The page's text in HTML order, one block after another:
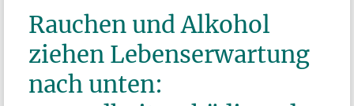
Rauchen und Alkohol
ziehen Lebenserwartung
nach unten: